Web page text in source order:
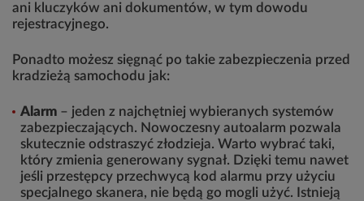
ani kluczyków ani dokumentów, w tym dowodu
rejestracyjnego.
Ponadto możesz sięgnąć po takie zabezpieczenia przed
kradzieżą samochodu jak:
Alarm – jeden z najchętniej wybieranych systemów
zabezpieczających. Nowoczesny autoalarm pozwala
skutecznie odstraszyć złodzieja. Warto wybrać taki,
który zmienia generowany sygnał. Dzięki temu nawet
jeśli przestępcy przechwycą kod alarmu przy użyciu
specjalnego skanera, nie będą go mogli użyć. Istnieją